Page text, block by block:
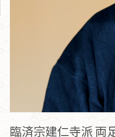
臨済宗建仁寺派